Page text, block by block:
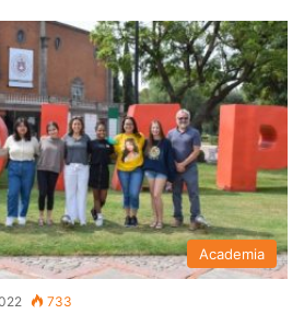
Academia
733